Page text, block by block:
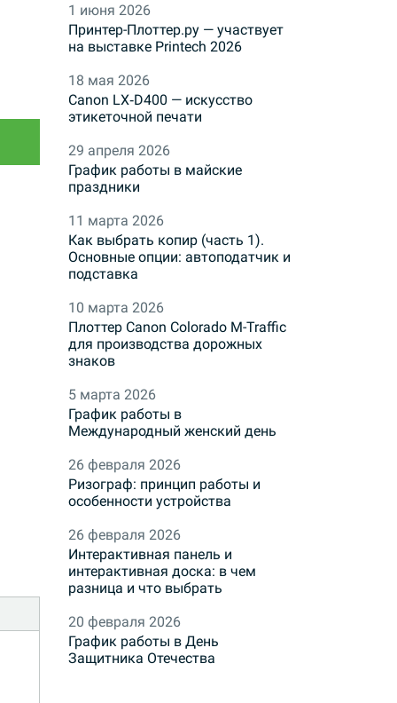
1 июня 2026
Принтер-Плоттер.ру — участвует
на выставке Printech 2026
18 мая 2026
Canon LX‑D400 — искусство
этикеточной печати
29 апреля 2026
График работы в майские
праздники
11 марта 2026
Как выбрать копир (часть 1).
Основные опции: автоподатчик и
подставка
10 марта 2026
Плоттер Canon Colorado M-Traffic
для производства дорожных
знаков
5 марта 2026
График работы в
Международный женский день
26 февраля 2026
Ризограф: принцип работы и
особенности устройства
26 февраля 2026
Интерактивная панель и
интерактивная доска: в чем
разница и что выбрать
20 февраля 2026
График работы в День
Защитника Отечества